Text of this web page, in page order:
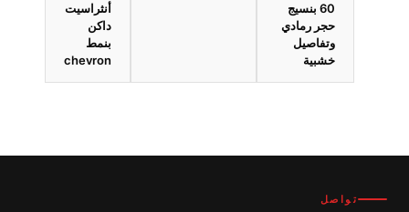
60 بنسيج
حجر رمادي
وتفاصيل
خشبية
أنثراسيت
داكن
بنمط
chevron
تواصل